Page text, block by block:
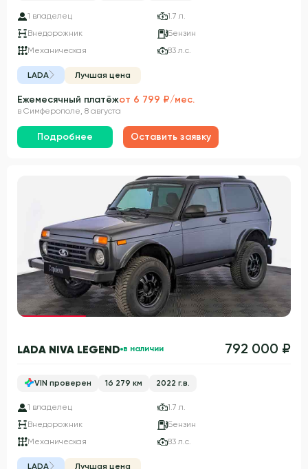
1 владелец
1.7 л.
Внедорожник
Бензин
Механическая
83 л.с.
LADA Лучшая цена
Ежемесячный платёжот 6 799 ₽/мес.
в Симферополе, 8 августа
Подробнее Оставить заявку
Гарантия 3 года
LADA NIVA LEGEND в наличии 792 000 ₽
VIN проверен 16 279 км 2022 г.в.
1 владелец
1.7 л.
Внедорожник
Бензин
Механическая
83 л.с.
LADA Лучшая цена